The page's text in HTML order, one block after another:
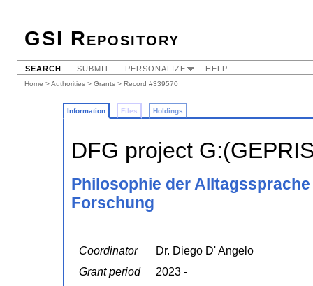
GSI Repository
SEARCH SUBMIT PERSONALIZE HELP
Home >Authorities > Grants > Record #339570
Information Files Holdings
DFG project
Philosophie der
Forschung
Coordinator
Dr. Diego D' Angelo
Grant period
2023 -